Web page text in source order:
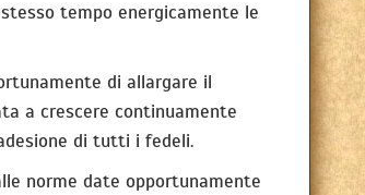
tempo energicamente le
di allargare il
a crescere continuamente
di tutti i fedeli.
norme date opportunamente